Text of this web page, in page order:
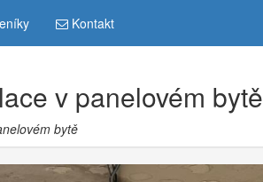
Kontakt
v panelovém bytě
bytě